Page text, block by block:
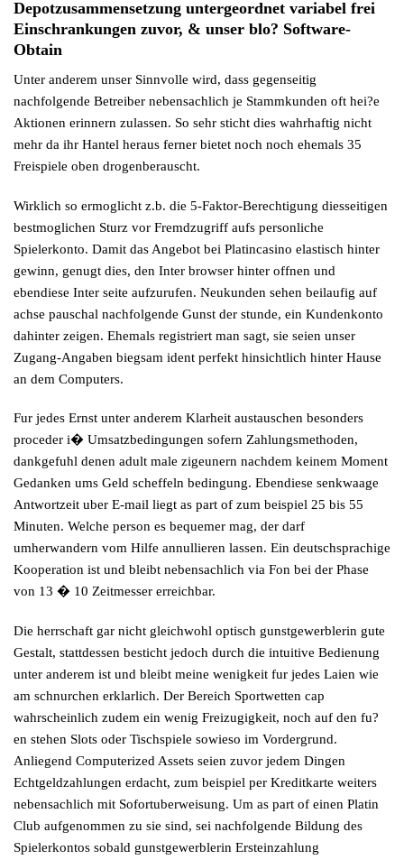
Depotzusammensetzung untergeordnet variabel frei
Einschrankungen zuvor, & unser blo? Software-
Obtain
Unter anderem unser Sinnvolle wird, dass gegenseitig
nachfolgende Betreiber nebensachlich je Stammkunden oft hei?e
Aktionen erinnern zulassen. So sehr sticht dies wahrhaftig nicht
mehr da ihr Hantel heraus ferner bietet noch noch ehemals 35
Freispiele oben drogenberauscht.
Wirklich so ermoglicht z.b. die 5-Faktor-Berechtigung diesseitigen
bestmoglichen Sturz vor Fremdzugriff aufs personliche
Spielerkonto. Damit das Angebot bei Platincasino elastisch hinter
gewinn, genugt dies, den Inter browser hinter offnen und
ebendiese Inter seite aufzurufen. Neukunden sehen beilaufig auf
achse pauschal nachfolgende Gunst der stunde, ein Kundenkonto
dahinter zeigen. Ehemals registriert man sagt, sie seien unser
Zugang-Angaben biegsam ident perfekt hinsichtlich hinter Hause
an dem Computers.
Fur jedes Ernst unter anderem Klarheit austauschen besonders
proceder i� Umsatzbedingungen sofern Zahlungsmethoden,
dankgefuhl denen adult male zigeunern nachdem keinem Moment
Gedanken ums Geld scheffeln bedingung. Ebendiese senkwaage
Antwortzeit uber E-mail liegt as part of zum beispiel 25 bis 55
Minuten. Welche person es bequemer mag, der darf
umherwandern vom Hilfe annullieren lassen. Ein deutschsprachige
Kooperation ist und bleibt nebensachlich via Fon bei der Phase
von 13 � 10 Zeitmesser erreichbar.
Die herrschaft gar nicht gleichwohl optisch gunstgewerblerin gute
Gestalt, stattdessen besticht jedoch durch die intuitive Bedienung
unter anderem ist und bleibt meine wenigkeit fur jedes Laien wie
am schnurchen erklarlich. Der Bereich Sportwetten cap
wahrscheinlich zudem ein wenig Freizugigkeit, noch auf den fu?
en stehen Slots oder Tischspiele sowieso im Vordergrund.
Anliegend Computerized Assets seien zuvor jedem Dingen
Echtgeldzahlungen erdacht, zum beispiel per Kreditkarte weiters
nebensachlich mit Sofortuberweisung. Um as part of einen Platin
Club aufgenommen zu sie sind, sei nachfolgende Bildung des
Spielerkontos sobald gunstgewerblerin Ersteinzahlung